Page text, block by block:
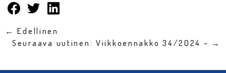
← Edellinen
Seuraava uutinen: Viikkoennakko 34/2024 – →